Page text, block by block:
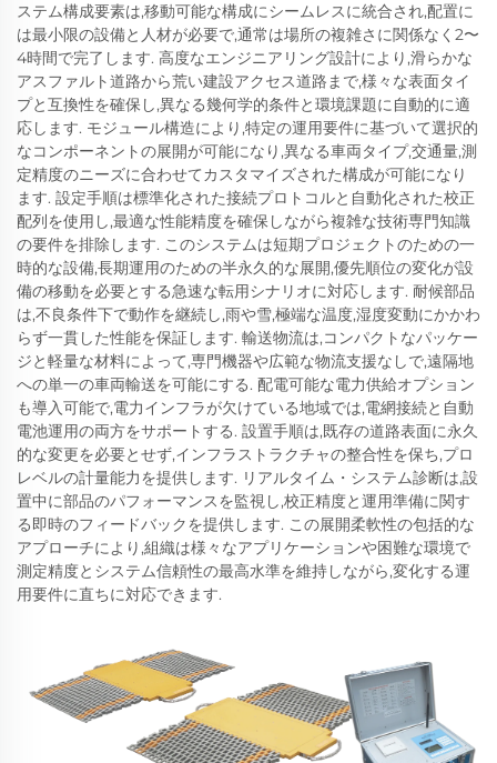
ステム構成要素は,移動可能な構成にシームレスに統合され,配置に
は最小限の設備と人材が必要で,通常は場所の複雑さに関係なく2〜
4時間で完了します. 高度なエンジニアリング設計により,滑らかな
アスファルト道路から荒い建設アクセス道路まで,様々な表面タイ
プと互換性を確保し,異なる幾何学的条件と環境課題に自動的に適
応します. モジュール構造により,特定の運用要件に基づいて選択的
なコンポーネントの展開が可能になり,異なる車両タイプ,交通量,測
定精度のニーズに合わせてカスタマイズされた構成が可能になり
ます. 設定手順は標準化された接続プロトコルと自動化された校正
配列を使用し,最適な性能精度を確保しながら複雑な技術専門知識
の要件を排除します. このシステムは短期プロジェクトのための一
時的な設備,長期運用のための半永久的な展開,優先順位の変化が設
備の移動を必要とする急速な転用シナリオに対応します. 耐候部品
は,不良条件下で動作を継続し,雨や雪,極端な温度,湿度変動にかかわ
らず一貫した性能を保証します. 輸送物流は,コンパクトなパッケー
ジと軽量な材料によって,専門機器や広範な物流支援なしで,遠隔地
への単一の車両輸送を可能にする. 配電可能な電力供給オプション
も導入可能で,電力インフラが欠けている地域では,電網接続と自動
電池運用の両方をサポートする. 設置手順は,既存の道路表面に永久
的な変更を必要とせず,インフラストラクチャの整合性を保ち,プロ
レベルの計量能力を提供します. リアルタイム・システム診断は,設
置中に部品のパフォーマンスを監視し,校正精度と運用準備に関す
る即時のフィードバックを提供します. この展開柔軟性の包括的な
アプローチにより,組織は様々なアプリケーションや困難な環境で
測定精度とシステム信頼性の最高水準を維持しながら,変化する運
用要件に直ちに対応できます.